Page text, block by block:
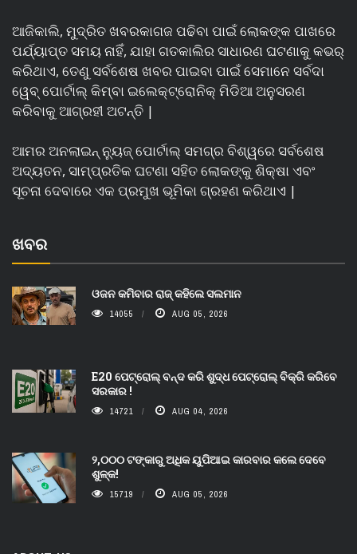
ଆଜିକାଲି, ମୁଦ୍ରିତ ଖବରକାଗଜ ପଢିବା ପାଇଁ ଲୋକଙ୍କ ପାଖରେ
ପର୍ଯ୍ୟାପ୍ତ ସମୟ ନାହିଁ, ଯାହା ଗତକାଲିର ସାଧାରଣ ଘଟଣାକୁ କଭର୍
କରିଥାଏ, ତେଣୁ ସର୍ବଶେଷ ଖବର ପାଇବା ପାଇଁ ସେମାନେ ସର୍ବଦା
ୱେବ୍ ପୋର୍ଟାଲ୍ କିମ୍ବା ଇଲେକ୍ଟ୍ରୋନିକ୍ ମିଡିଆ ଅନୁସରଣ
କରିବାକୁ ଆଗ୍ରହୀ ଅଟନ୍ତି |
ଆମର ଅନଲାଇନ୍ ନ୍ୟୁଜ୍ ପୋର୍ଟାଲ୍ ସମଗ୍ର ବିଶ୍ୱରେ ସର୍ବଶେଷ
ଅଦ୍ୟତନ, ସାମ୍ପ୍ରତିକ ଘଟଣା ସହିତ ଲୋକଙ୍କୁ ଶିକ୍ଷା ଏବଂ
ସୂଚନା ଦେବାରେ ଏକ ପ୍ରମୁଖ ଭୂମିକା ଗ୍ରହଣ କରିଥାଏ |
ଖବର
ଓଜନ କମିବାର ରାଜ୍ କହିଲେ ସଲମାନ
14055 AUG 05, 2026
E20 ପେଟ୍ରୋଲ୍ ବନ୍ଦ କରି ଶୁଦ୍ଧ ପେଟ୍ରୋଲ୍ ବିକ୍ରି କରିବେ
ସରକାର !
14721 AUG 04, 2026
୨,୦୦୦ ଟଙ୍କାରୁ ଅଧିକ ୟୁପିଆଇ କାରବାର କଲେ ଦେବେ
ଶୁଳ୍କ!
15719 AUG 05, 2026